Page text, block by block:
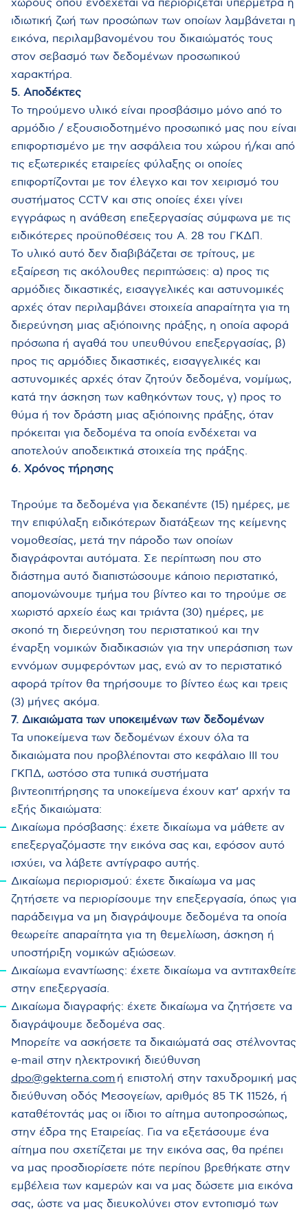
χώρους όπου ενδέχεται να περιορίζεται υπέρμετρα η
ιδιωτική ζωή των προσώπων των οποίων λαμβάνεται η
εικόνα, περιλαμβανομένου του δικαιώματός τους
στον σεβασμό των δεδομένων προσωπικού
χαρακτήρα.
5. Αποδέκτες
Το τηρούμενο υλικό είναι προσβάσιμο μόνο από το
αρμόδιο / εξουσιοδοτημένο προσωπικό μας που είναι
επιφορτισμένο με την ασφάλεια του χώρου ή/και από
τις εξωτερικές εταιρείες φύλαξης οι οποίες
επιφορτίζονται με τον έλεγχο και τον χειρισμό του
συστήματος CCTV και στις οποίες έχει γίνει
εγγράφως η ανάθεση επεξεργασίας σύμφωνα με τις
ειδικότερες προϋποθέσεις του Α. 28 του ΓΚΔΠ.
Το υλικό αυτό δεν διαβιβάζεται σε τρίτους, με
εξαίρεση τις ακόλουθες περιπτώσεις: α) προς τις
αρμόδιες δικαστικές, εισαγγελικές και αστυνομικές
αρχές όταν περιλαμβάνει στοιχεία απαραίτητα για τη
διερεύνηση μιας αξιόποινης πράξης, η οποία αφορά
πρόσωπα ή αγαθά του υπευθύνου επεξεργασίας, β)
προς τις αρμόδιες δικαστικές, εισαγγελικές και
αστυνομικές αρχές όταν ζητούν δεδομένα, νομίμως,
κατά την άσκηση των καθηκόντων τους, γ) προς το
θύμα ή τον δράστη μιας αξιόποινης πράξης, όταν
πρόκειται για δεδομένα τα οποία ενδέχεται να
αποτελούν αποδεικτικά στοιχεία της πράξης.
6. Χρόνος τήρησης
Τηρούμε τα δεδομένα για δεκαπέντε (15) ημέρες, με
την επιφύλαξη ειδικότερων διατάξεων της κείμενης
νομοθεσίας, μετά την πάροδο των οποίων
διαγράφονται αυτόματα. Σε περίπτωση που στο
διάστημα αυτό διαπιστώσουμε κάποιο περιστατικό,
απομονώνουμε τμήμα του βίντεο και το τηρούμε σε
χωριστό αρχείο έως και τριάντα (30) ημέρες, με
σκοπό τη διερεύνηση του περιστατικού και την
έναρξη νομικών διαδικασιών για την υπεράσπιση των
εννόμων συμφερόντων μας, ενώ αν το περιστατικό
αφορά τρίτον θα τηρήσουμε το βίντεο έως και τρεις
(3) μήνες ακόμα.
7. Δικαιώματα των υποκειμένων των δεδομένων
Τα υποκείμενα των δεδομένων έχουν όλα τα
δικαιώματα που προβλέπονται στο κεφάλαιο ΙΙΙ του
ΓΚΠΔ, ωστόσο στα τυπικά συστήματα
βιντεοπιτήρησης τα υποκείμενα έχουν κατ’ αρχήν τα
εξής δικαιώματα:
Δικαίωμα πρόσβασης: έχετε δικαίωμα να μάθετε αν
επεξεργαζόμαστε την εικόνα σας και, εφόσον αυτό
ισχύει, να λάβετε αντίγραφο αυτής.
Δικαίωμα περιορισμού: έχετε δικαίωμα να μας
ζητήσετε να περιορίσουμε την επεξεργασία, όπως για
παράδειγμα να μη διαγράψουμε δεδομένα τα οποία
θεωρείτε απαραίτητα για τη θεμελίωση, άσκηση ή
υποστήριξη νομικών αξιώσεων.
Δικαίωμα εναντίωσης: έχετε δικαίωμα να αντιταχθείτε
στην επεξεργασία.
Δικαίωμα διαγραφής: έχετε δικαίωμα να ζητήσετε να
διαγράψουμε δεδομένα σας.
Μπορείτε να ασκήσετε τα δικαιώματά σας στέλνοντας
e-mail στην ηλεκτρονική διεύθυνση
dpo@gekterna.com ή επιστολή στην ταχυδρομική μας
διεύθυνση οδός Μεσογείων, αριθμός 85 ΤΚ 11526, ή
καταθέτοντάς μας οι ίδιοι το αίτημα αυτοπροσώπως,
στην έδρα της Εταιρείας. Για να εξετάσουμε ένα
αίτημα που σχετίζεται με την εικόνα σας, θα πρέπει
να μας προσδιορίσετε πότε περίπου βρεθήκατε στην
εμβέλεια των καμερών και να μας δώσετε μια εικόνα
σας, ώστε να μας διευκολύνει στον εντοπισμό των